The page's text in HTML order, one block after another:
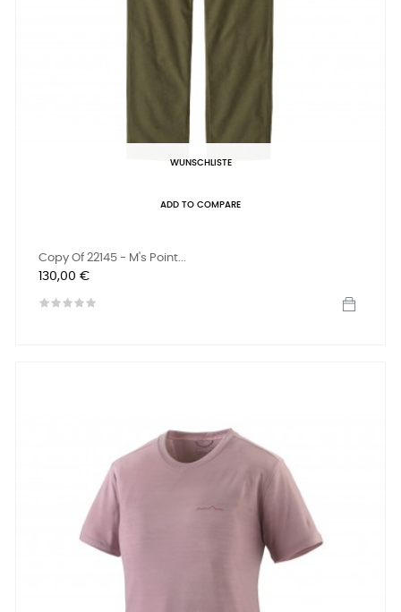
WUNSCHLISTE
ADD TO COMPARE
Copy Of 22145 - M's Point...
Preis
130,00 €